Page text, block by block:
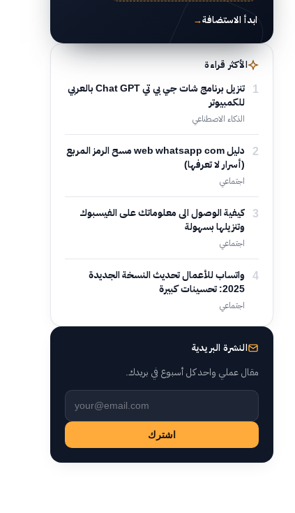
ابدأ الاستضافة→
الأكثر قراءة
1
تنزيل برنامج شات جي بي تي Chat GPT بالعربي
للكمبيوتر
الذكاء الاصطناعي
2
دليل web whatsapp com مسح الرمز المربع
(أسرار لا تعرفها)
اجتماعي
3 كيفية الوصول الى معلوماتك على الفيسبوك
وتنزيلها بسهولة
اجتماعي
4 واتساب للأعمال تحديث النسخة الجديدة
2025: تحسينات كبيرة
اجتماعي
النشرة البريدية
مقال عملي واحد كل أسبوع في بريدك.
اشترك